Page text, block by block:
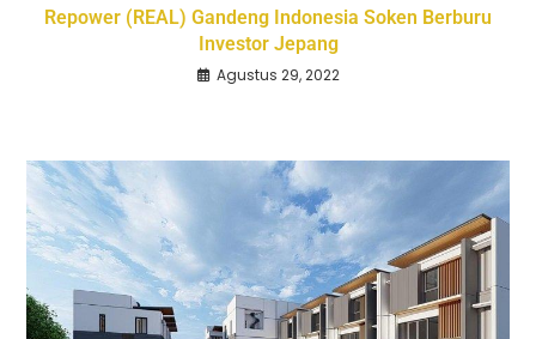
Repower (REAL) Gandeng Indonesia Soken Berburu
Investor Jepang
Agustus 29, 2022